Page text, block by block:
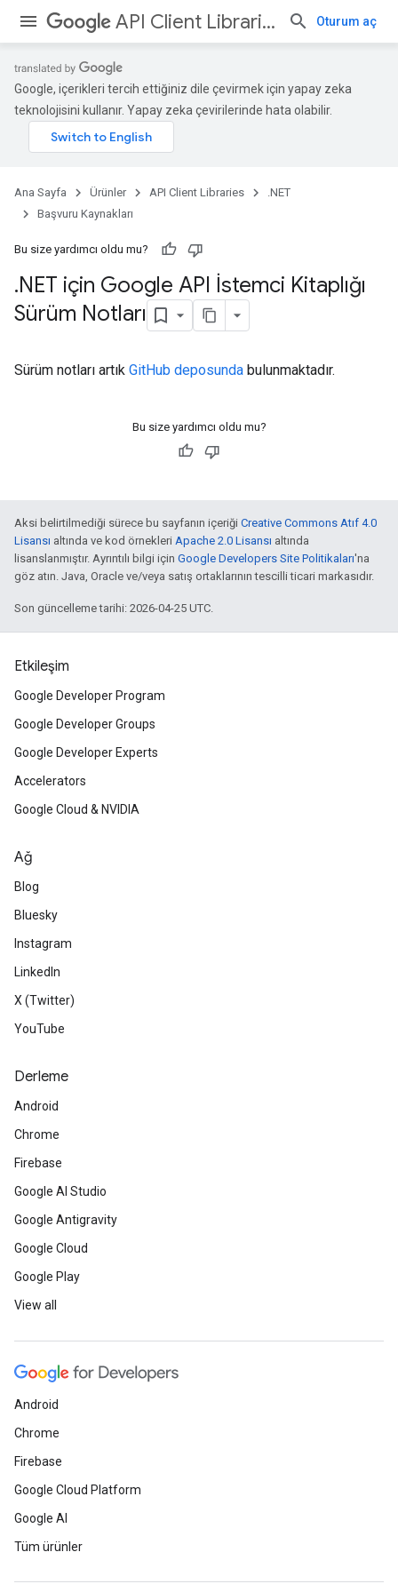
API Client Libraries Oturum aç
Google, içerikleri tercih ettiğiniz dile çevirmek için yapay zeka
teknolojisini kullanır. Yapay zeka çevirilerinde hata olabilir.
Ana Sayfa Ürünler API Client Libraries
.NET
Başvuru Kaynakları
Bu size yardımcı oldu mu?
.NET için Google API İstemci Kitaplığı
Sürüm Notları
Sürüm notları artık GitHub deposunda bulunmaktadır.
Bu size yardımcı oldu mu?
Aksi belirtilmediği sürece bu sayfanın içeriği Creative Commons Atıf 4.0
Lisansı altında ve kod örnekleri Apache 2.0 Lisansı altında
lisanslanmıştır. Ayrıntılı bilgi için Google Developers Site Politikaları'na
göz atın. Java, Oracle ve/veya satış ortaklarının tescilli ticari markasıdır.
Son güncelleme tarihi: 2026-04-25 UTC.
Etkileşim
Google Developer Program
Google Developer Groups
Google Developer Experts
Accelerators
Google Cloud & NVIDIA
Ağ
Blog
Bluesky
Instagram
LinkedIn
X (Twitter)
YouTube
Derleme
Android
Chrome
Firebase
Google AI Studio
Google Antigravity
Google Cloud
Google Play
View all
Android
Chrome
Firebase
Google Cloud Platform
Google AI
Tüm ürünler